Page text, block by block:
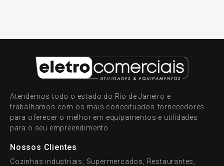
Atendemos todo o estado do Rio de Janeiro e
trabalhamos com os mais conceituados fornecedores
para oferecer o melhor em equipamentos e utilidades
para o seu empreendimento.
Nossos Clientes
Cozinhas industriais, Supermercados, Restaurantes,